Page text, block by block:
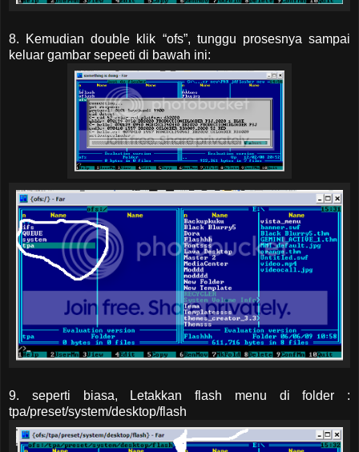
8. Kemudian double klik “ofs”, tunggu prosesnya sampai
keluar gambar sepeeti di bawah ini:
9. seperti biasa, Letakkan flash menu di folder :
tpa/preset/system/desktop/flash